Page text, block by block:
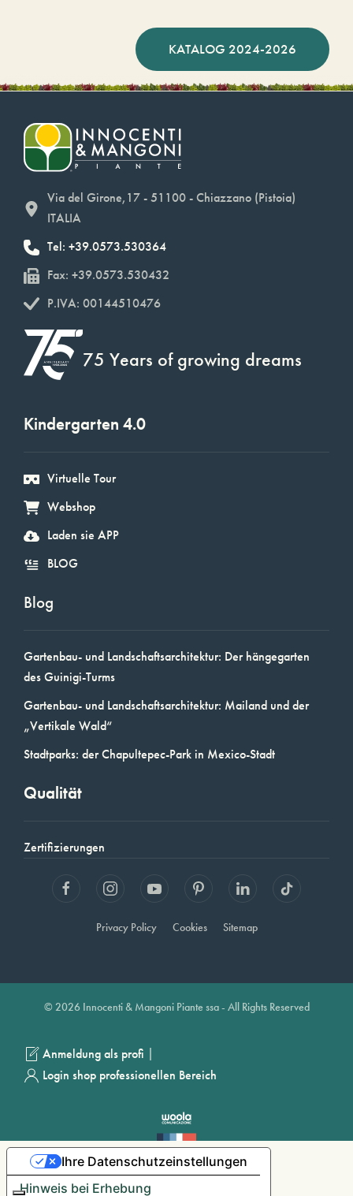
KATALOG 2024-2026
Via del Girone,17 - 51100 - Chiazzano (Pistoia)
ITALIA
Tel: +39.0573.530364
Fax: +39.0573.530432
P.IVA: 00144510476
75 Years of growing dreams
Kindergarten 4.0
Virtuelle Tour
Webshop
Laden sie APP
BLOG
Blog
Gartenbau- und Landschaftsarchitektur: Der hängegarten
des Guinigi-Turms
Gartenbau- und Landschaftsarchitektur: Mailand und der
„Vertikale Wald“
Stadtparks: der Chapultepec-Park in Mexico-Stadt
Qualität
Zertifizierungen
Privacy Policy Cookies Sitemap
© 2026 Innocenti & Mangoni Piante ssa - All Rights Reserved
Anmeldung als profi |
Login shop professionellen Bereich
Hinweis bei Erhebung
Ihre Datenschutzeinstellungen